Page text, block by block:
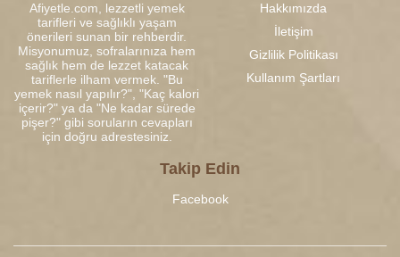
Afiyetle.com, lezzetli yemek
tarifleri ve sağlıklı yaşam
önerileri sunan bir rehberdir.
Misyonumuz, sofralarınıza hem
sağlık hem de lezzet katacak
tariflerle ilham vermek. "Bu
yemek nasıl yapılır?", "Kaç kalori
içerir?" ya da "Ne kadar sürede
pişer?" gibi soruların cevapları
için doğru adrestesiniz.
Hakkımızda
İletişim
Gizlilik Politikası
Kullanım Şartları
Takip Edin
Facebook